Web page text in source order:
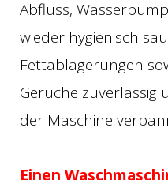
Abfluss,
wieder hygienisch
Fettablagerungen
Gerüche
der Maschine
Einen